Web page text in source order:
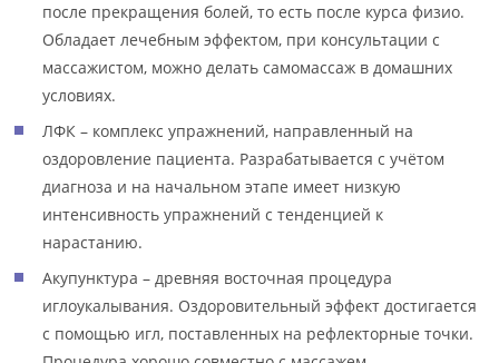
после прекращения болей, то есть после курса физио.
Обладает лечебным эффектом, при консультации с
массажистом, можно делать самомассаж в домашних
условиях.
ЛФК – комплекс упражнений, направленный на
оздоровление пациента. Разрабатывается с учётом
диагноза и на начальном этапе имеет низкую
интенсивность упражнений с тенденцией к
нарастанию.
Акупунктура – древняя восточная процедура
иглоукалывания. Оздоровительный эффект достигается
с помощью игл, поставленных на рефлекторные точки.